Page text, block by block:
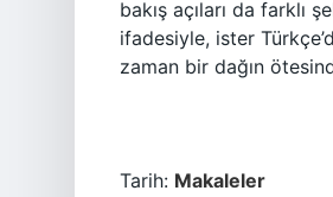
bakış açıları da farklı
ifadesiyle, ister
zaman bir dağın
Tarih: Makaleler